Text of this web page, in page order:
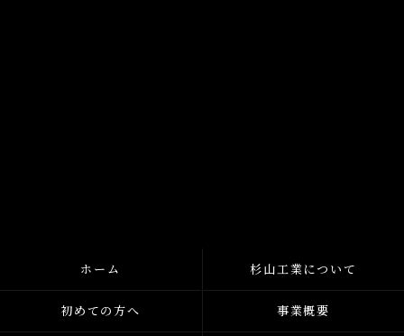
ホーム 杉山工業について
初めての方へ 事業概要